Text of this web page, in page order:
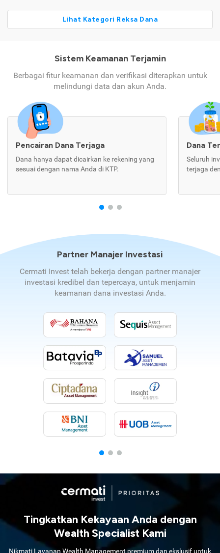
Lihat Kategori Reksa Dana
Sistem Keamanan Terjamin
Berbagai fitur keamanan dan verifikasi diterapkan untuk
melindungi data dan akun Anda.
Pencairan Dana Terjaga
Dana hanya dapat dicairkan ke rekening yang
sesuai dengan nama Anda di KTP.
Dana
Seluruh
terjaga
Partner Manajer Investasi
Cermati Invest telah bekerja dengan partner manajer
investasi kredibel dan tepercaya, untuk menjamin
keamanan dana investasi Anda.
Tingkatkan Kekayaan Anda dengan
Wealth Specialist Kami
Nikmati Layanan Wealth Management premium dan ekslusif untuk